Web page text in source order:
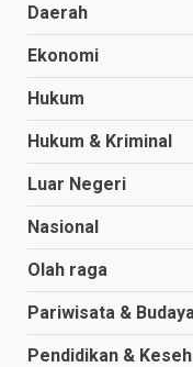
Daerah
Ekonomi
Hukum
Hukum & Kriminal
Luar Negeri
Nasional
Olah raga
Pariwisata & Budaya
Pendidikan &